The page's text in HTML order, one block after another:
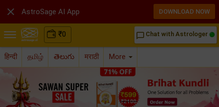
₹0 chat_bubble_outline Chat with Astrologer
हिन्दी தமிழ் తెలుగు मराठी More
 AstroSage AI App DOWNLOAD NOW